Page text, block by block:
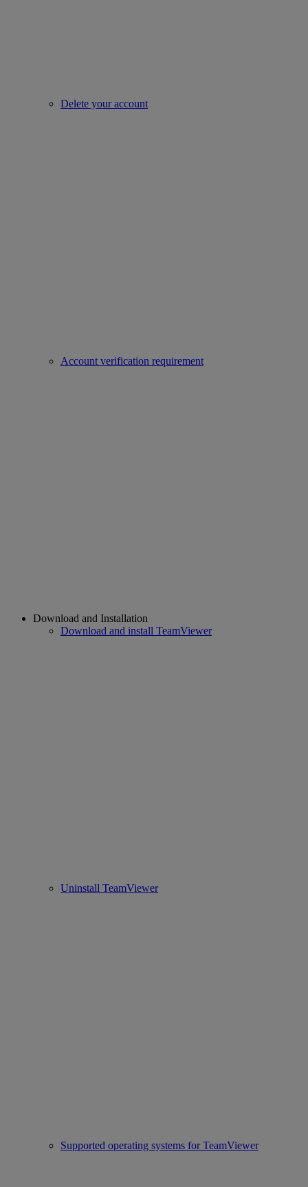
Delete your account
Account verification requirement
Download and Installation
Download and install TeamViewer
Uninstall TeamViewer
Supported operating systems for TeamViewer